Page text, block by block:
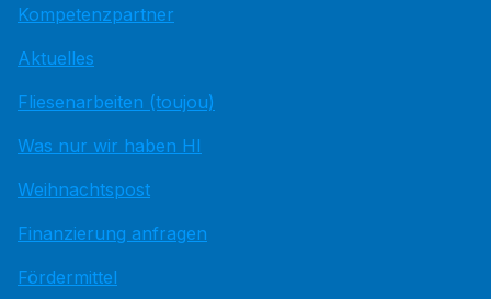
Kompetenzpartner
Aktuelles
Fliesenarbeiten (toujou)
Was nur wir haben HI
Weihnachtspost
Finanzierung anfragen
Fördermittel